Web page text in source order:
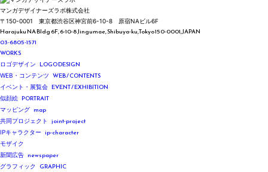
マンガデザイナーズラボ株式会社
〒150-0001 東京都渋谷区神宮前6-10-8 原宿NAビル6F
Harajuku NA Bldg 6F, 6-10-8 Jingumae,Shibuya-ku,Tokyo 150-0001,JAPAN
03-6805-1571
WORKS
ロゴデザイン LOGO DESIGN
WEB・コンテンツ WEB / CONTENTS
イベント・展覧会 EVENT / EXHIBITION
似顔絵 PORTRAIT
マッピング map
共同プロジェクト joint-project
IPキャラクター ip-character
モザイク
新聞広告 newspaper
グラフィック GRAPHIC